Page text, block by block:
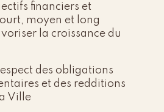
financiers et
moyen et long
la croissance du
des obligations
et des redditions
Ville